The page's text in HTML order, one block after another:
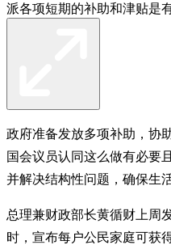
派各项短期的补助和津贴是
政府准备发放多项补助，协
国会议员认同这么做有必要
并解决结构性问题，确保生
总理兼财政部长黄循财上周
时，宣布每户公民家庭可获